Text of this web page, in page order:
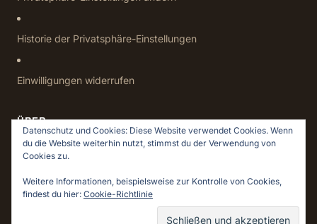
Datenschutz und Cookies: Diese Website verwendet Cookies. Wenn
du die Website weiterhin nutzt, stimmst du der Verwendung von
Cookies zu.
Weitere Informationen, beispielsweise zur Kontrolle von Cookies,
findest du hier: Cookie-Richtlinie
Historie der Privatsphäre-Einstellungen
Einwilligungen widerrufen
ÜBER
Datenschutz